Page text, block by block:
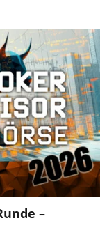
–